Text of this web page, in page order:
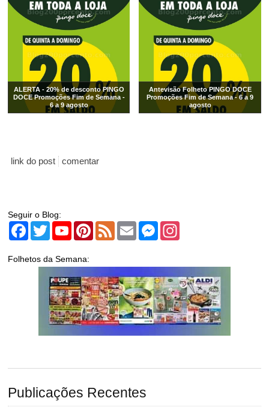
ALERTA - 20% de desconto PINGO
DOCE Promoções Fim de Semana -
6 a 9 agosto
Antevisão Folheto PINGO DOCE
Promoções Fim de Semana - 6 a 9
agosto
link do post comentar
Seguir o Blog:
Facebook
TwitterYouTubePinterest
Feed Email Messenger
Folhetos da Semana:
Publicações Recentes